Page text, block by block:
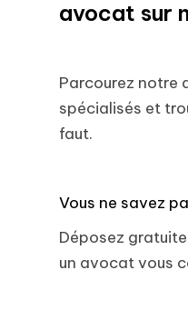
avocat sur
Parcourez notre
spécialisés et
faut.
Vous ne savez
Déposez
un avocat vous